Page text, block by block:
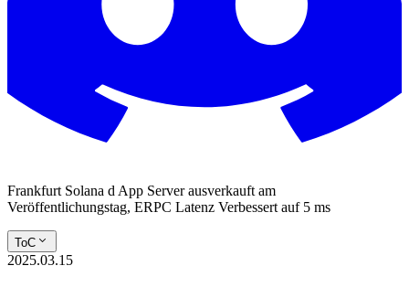
Frankfurt Solana d App Server ausverkauft am
Veröffentlichungstag, ERPC Latenz Verbessert auf 5 ms
ToC
2025.03.15